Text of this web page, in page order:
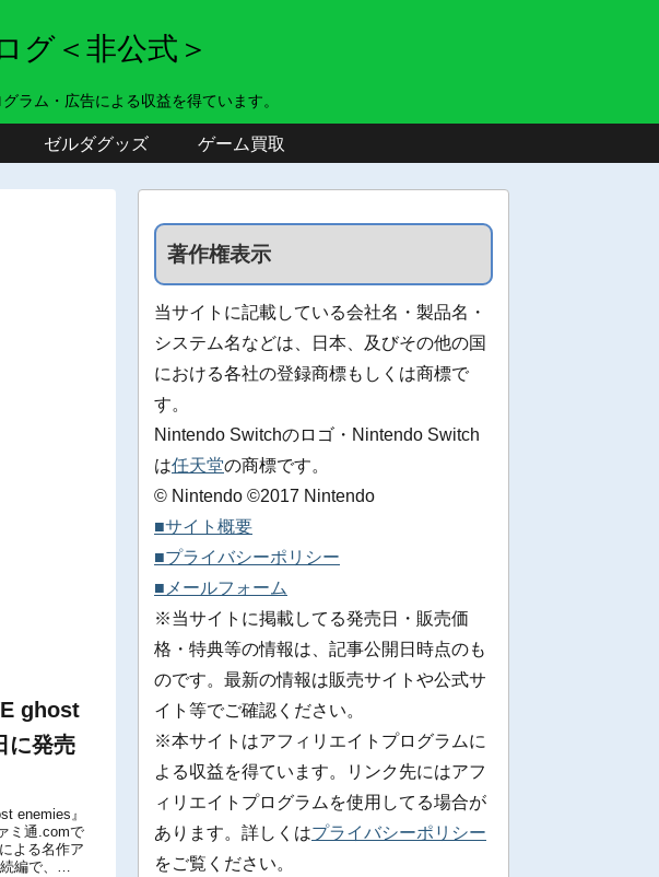
グ＜非公式＞
ラム・広告による収益を得ています。
ゼルダグッズ ゲーム買取
ghost
に発売
enemies』
ミ通.comで
よる名作ア
編で、
著作権表示
当サイトに記載している会社名・製品名・
システム名などは、日本、及びその他の国
における各社の登録商標もしくは商標で
す。
Nintendo Switchのロゴ・Nintendo Switch
は任天堂の商標です。
© Nintendo ©2017 Nintendo
■サイト概要
■プライバシーポリシー
■メールフォーム
※当サイトに掲載してる発売日・販売価
格・特典等の情報は、記事公開日時点のも
のです。最新の情報は販売サイトや公式サ
イト等でご確認ください。
※本サイトはアフィリエイトプログラムに
よる収益を得ています。リンク先にはアフ
ィリエイトプログラムを使用してる場合が
あります。詳しくはプライバシーポリシー
をご覧ください。